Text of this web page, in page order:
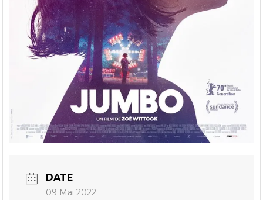
DATE
09 Mai 2022